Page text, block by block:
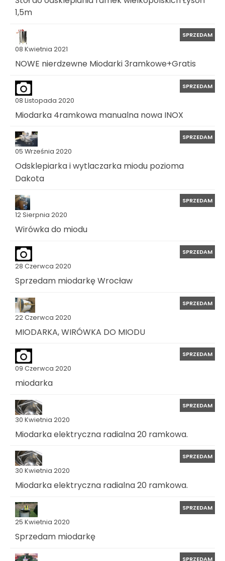
1,5m
08 Kwietnia 2021
SPRZEDAM
NOWE nierdzewne Miodarki 3ramkowe+Gratis
08 Listopada 2020
SPRZEDAM
Miodarka 4ramkowa manualna nowa INOX
05 Września 2020
SPRZEDAM
Odsklepiarka i wytlaczarka miodu pozioma
Dakota
12 Sierpnia 2020
SPRZEDAM
Wirówka do miodu
28 Czerwca 2020
SPRZEDAM
Sprzedam miodarkę Wrocław
22 Czerwca 2020
SPRZEDAM
MIODARKA, WIRÓWKA DO MIODU
09 Czerwca 2020
SPRZEDAM
miodarka
30 Kwietnia 2020
SPRZEDAM
Miodarka elektryczna radialna 20 ramkowa.
30 Kwietnia 2020
SPRZEDAM
Miodarka elektryczna radialna 20 ramkowa.
25 Kwietnia 2020
SPRZEDAM
Sprzedam miodarkę
SPRZEDAM